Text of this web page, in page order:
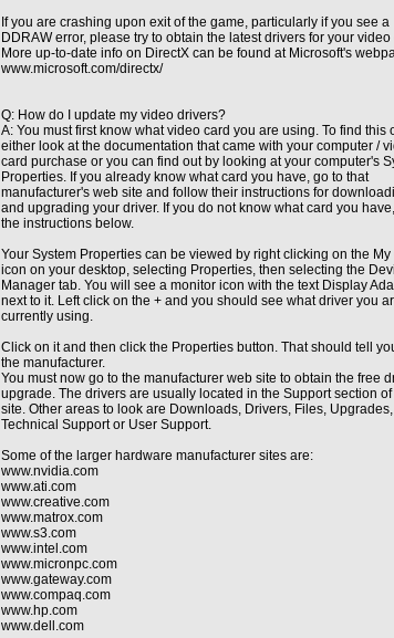
If you are crashing upon exit of the game, particularly if you see a
DDRAW error, please try to obtain the latest drivers for your video
More up-to-date info on DirectX can be found at Microsoft's
www.microsoft.com/directx/
Q: How do I update my video drivers?
A: You must first know what video card you are using. To find this
either look at the documentation that came with your computer /
card purchase or you can find out by looking at your computer's
Properties. If you already know what card you have, go to that
manufacturer's web site and follow their instructions for
and upgrading your driver. If you do not know what card you
the instructions below.
Your System Properties can be viewed by right clicking on the
icon on your desktop, selecting Properties, then selecting the
Manager tab. You will see a monitor icon with the text Display
next to it. Left click on the + and you should see what driver you
currently using.
Click on it and then click the Properties button. That should tell
the manufacturer.
You must now go to the manufacturer web site to obtain the free
upgrade. The drivers are usually located in the Support section
site. Other areas to look are Downloads, Drivers, Files, Upgrades,
Technical Support or User Support.
Some of the larger hardware manufacturer sites are:
www.nvidia.com
www.ati.com
www.creative.com
www.matrox.com
www.s3.com
www.intel.com
www.micronpc.com
www.gateway.com
www.compaq.com
www.hp.com
www.dell.com